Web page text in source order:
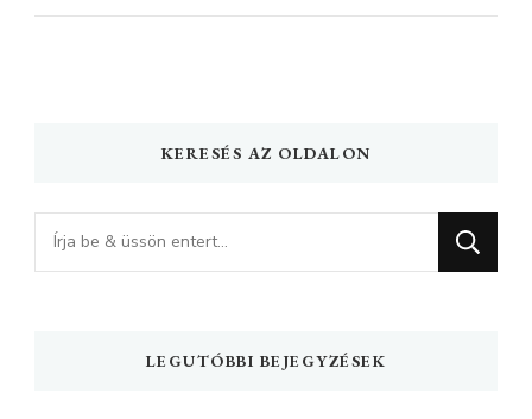
KERESÉS AZ OLDALON
Keres
valamit?
LEGUTÓBBI BEJEGYZÉSEK